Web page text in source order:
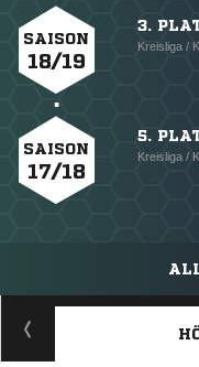
SAISON
18/19
3.
Kreisliga /
SAISON
17/18
5.
Kreisliga /